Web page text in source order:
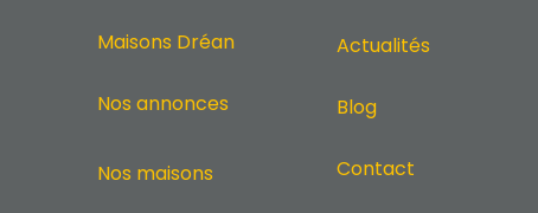
Maisons Dréan
Nos annonces
Nos maisons
Actualités
Blog
Contact